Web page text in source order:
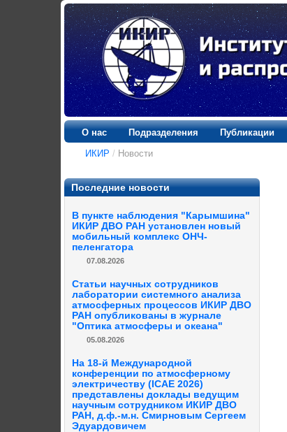
О нас Подразделения Публикации
ИКИР / Новости
Последние новости
В пункте наблюдения "Карымшина"
ИКИР ДВО РАН установлен новый
мобильный комплекс ОНЧ-
пеленгатора
07.08.2026
Статьи научных сотрудников
лаборатории системного анализа
атмосферных процессов ИКИР ДВО
РАН опубликованы в журнале
"Оптика атмосферы и океана"
05.08.2026
На 18-й Международной
конференции по атмосферному
электричеству (ICAE 2026)
представлены доклады ведущим
научным сотрудником ИКИР ДВО
РАН, д.ф.-м.н. Смирновым Сергеем
Эдуардовичем